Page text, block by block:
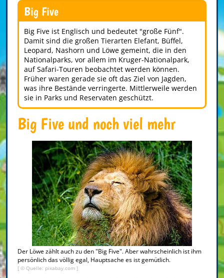
Big Five
Big Five ist Englisch und bedeutet "große Fünf".
Damit sind die großen Tierarten Elefant, Büffel,
Leopard, Nashorn und Löwe gemeint, die in den
Nationalparks, vor allem im Kruger-Nationalpark,
auf Safari-Touren beobachtet werden können.
Früher waren gerade sie oft das Ziel von Jagden,
was ihre Bestände verringerte. Mittlerweile werden
sie in Parks und Reservaten geschützt.
Big Five und noch viel mehr
Der Löwe zählt auch zu den "Big Five". Aber wahrscheinlich ist ihm
persönlich das völlig egal, Hauptsache es ist gemütlich.
[ © Quelle: pixabay.com ]